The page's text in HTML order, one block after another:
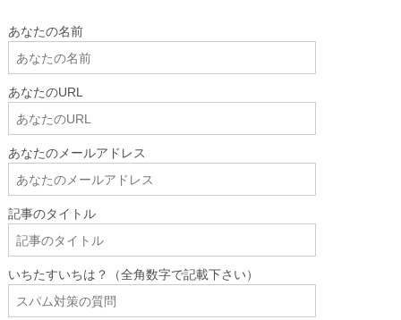
あなたの名前
あなたのURL
あなたのメールアドレス
記事のタイトル
いちたすいちは？（全角数字で記載下さい）